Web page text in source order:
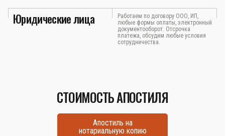
Юридические лица
Работаем по договору ООО, ИП,
любые формы оплаты, электронный
документооборот. Отсрочка
платежа, обсудим любые условия
сотрудничества.
СТОИМОСТЬ АПОСТИЛЯ
Апостиль на
нотариальную копию